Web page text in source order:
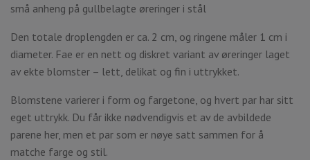
små anheng på gullbelagte øreringer i stål
Den totale droplengden er ca. 2 cm, og ringene måler 1 cm i
diameter. Fae er en nett og diskret variant av øreringer laget
av ekte blomster – lett, delikat og fin i uttrykket.
Blomstene varierer i form og fargetone, og hvert par har sitt
eget uttrykk. Du får ikke nødvendigvis et av de avbildede
parene her, men et par som er nøye satt sammen for å
matche farge og stil.